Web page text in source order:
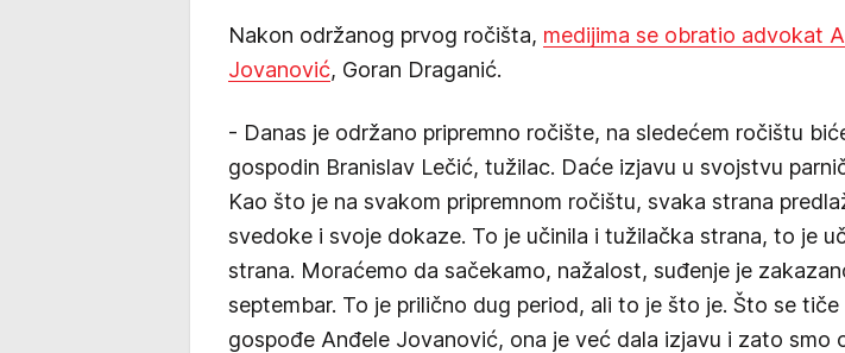
Nakon održanog prvog ročišta, medijima se obratio advokat
Jovanović, Goran Draganić.
- Danas je održano pripremno ročište, na sledećem ročištu
gospodin Branislav Lečić, tužilac. Daće izjavu u svojstvu
Kao što je na svakom pripremnom ročištu, svaka strana
svedoke i svoje dokaze. To je učinila i tužilačka strana, to je
strana. Moraćemo da sačekamo, nažalost, suđenje je
septembar. To je prilično dug period, ali to je što je. Što se
gospođe Anđele Jovanović, ona je već dala izjavu i zato smo